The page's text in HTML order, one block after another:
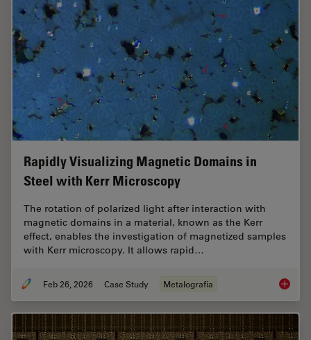
Rapidly Visualizing Magnetic Domains in
Steel with Kerr Microscopy
The rotation of polarized light after interaction with
magnetic domains in a material, known as the Kerr
effect, enables the investigation of magnetized samples
with Kerr microscopy. It allows rapid…
Feb 26, 2026 Case Study Metalografia